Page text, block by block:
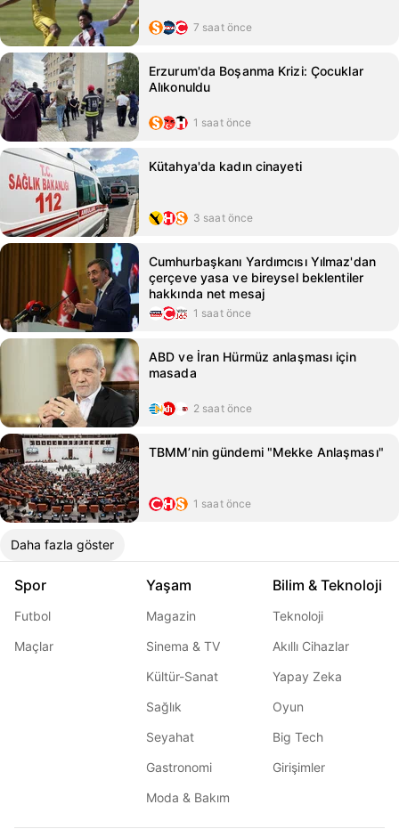
7 saat önce
Erzurum'da Boşanma Krizi: Çocuklar
Alıkonuldu
1 saat önce
Kütahya'da kadın cinayeti
3 saat önce
Cumhurbaşkanı Yardımcısı Yılmaz'dan
çerçeve yasa ve bireysel beklentiler
hakkında net mesaj
1 saat önce
ABD ve İran Hürmüz anlaşması için
masada
2 saat önce
TBMM’nin gündemi "Mekke Anlaşması"
1 saat önce
Daha fazla göster
Spor
Futbol
Maçlar
Yaşam
Magazin
Sinema & TV
Kültür-Sanat
Sağlık
Seyahat
Gastronomi
Moda & Bakım
Bilim & Teknoloji
Teknoloji
Akıllı Cihazlar
Yapay Zeka
Oyun
Big Tech
Girişimler